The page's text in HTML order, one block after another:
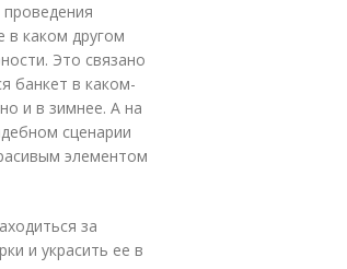
в каком другом
Это связано
банкет в каком-
и в зимнее. А на
сценарии
элементом
за
и украсить ее в